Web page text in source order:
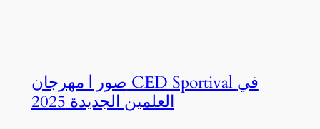
صور | مهرجان CED Sportival في
العلمين الجديدة 2025